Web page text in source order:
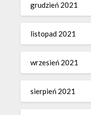
grudzień 2021
listopad 2021
wrzesień 2021
sierpień 2021